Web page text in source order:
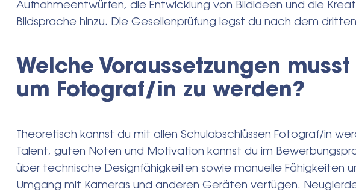
Aufnahmeentwürfen, die Entwicklung von Bildideen und die
Bildsprache hinzu. Die Gesellenprüfung legst du nach dem
Welche Voraussetzungen
um Fotograf/in zu werden?
Theoretisch kannst du mit allen Schulabschlüssen Fotograf/in
Talent, guten Noten und Motivation kannst du im
über technische Designfähigkeiten sowie manuelle Fähigkeiten
Umgang mit Kameras und anderen Geräten verfügen.